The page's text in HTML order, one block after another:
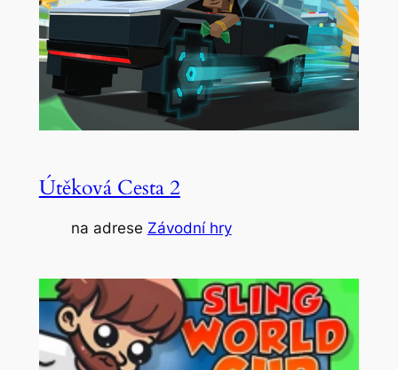
Útěková Cesta 2
na adrese Závodní hry